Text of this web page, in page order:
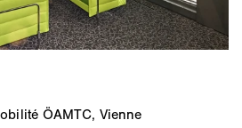
ÖAMTC, Vienne